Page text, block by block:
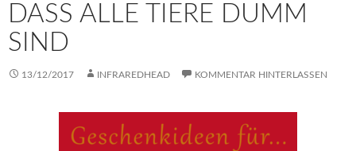
DASS ALLE TIERE DUMM
SIND
13/12/2017 INFRAREDHEAD KOMMENTAR HINTERLASSEN